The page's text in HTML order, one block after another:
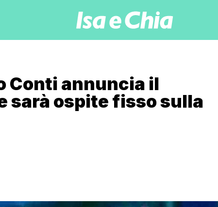
Conti annuncia il
sarà ospite fisso sulla